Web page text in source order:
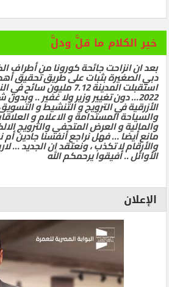
خير الكلام ما قلَّ ودلَّ
بعد ان انزاحت جائحة كورونا من أطراف
دبي الصغيرة بثبات على طريق تحقيق
استقبلت المدينة 7.12
2022… دون تغيير وزير ولا غفير ..
الأزرقية في الترويج و التنشيط و
والسياحة المستدامة و الاعلام و
والمالية و العرض المتحفي والترويج
مانع أيضا … فهل نراجع أنفسنا جادين
والأرقام لا تكذب ، ونعتقد ان الجديد …
الأوائل .. أفيقوا يرحمكم الله
الإعلان